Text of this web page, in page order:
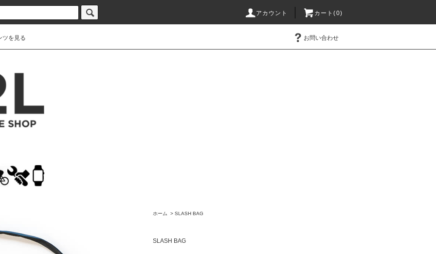
アカウント カート(0)
ツを見る お問い合わせ
ホーム > SLASH BAG
SLASH BAG